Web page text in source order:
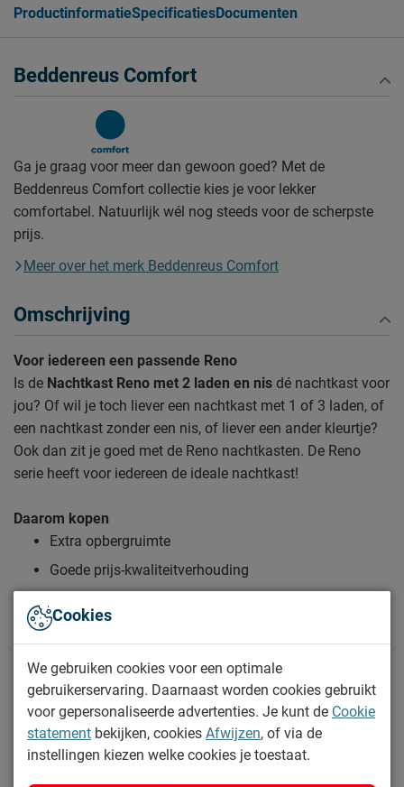
ProductinformatieSpecificatiesDocumenten
Beddenreus Comfort
Ga je graag voor meer dan gewoon goed? Met de
Beddenreus Comfort collectie kies je voor lekker
comfortabel. Natuurlijk wél nog steeds voor de scherpste
prijs.
Meer over het merk Beddenreus Comfort
Omschrijving
Voor iedereen een passende Reno
Is de Nachtkast Reno met 2 laden en nis dé nachtkast voor
jou? Of wil je toch liever een nachtkast met 1 of 3 laden, of
een nachtkast zonder een nis, of liever een ander kleurtje?
Ook dan zit je goed met de Reno nachtkasten. De Reno
serie heeft voor iedereen de ideale nachtkast!
Daarom kopen
Extra opbergruimte
Goede prijs-kwaliteitverhouding
Zo blijft Nachtkast Reno lang mooi (en schoon)
Lees meer
Specificaties
Cookies
We gebruiken cookies voor een optimale
gebruikerservaring. Daarnaast worden cookies gebruikt
voor gepersonaliseerde advertenties. Je kunt de Cookie
statement bekijken, cookies Afwijzen, of via de
instellingen kiezen welke cookies je toestaat.